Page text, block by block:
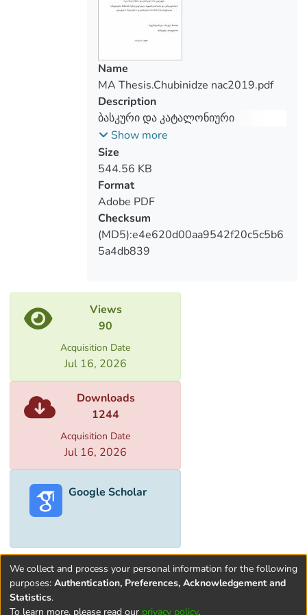
articles and
materials obtained in internet. As well as
interviews, statements and ideas of
figures, politicians and ordinary citizens.
Name
MA Thesis.Chubinidze nac2019.pdf
Description
ბასკური და კატალონიური
ნაციონალიზმების შედარებითი
ანალიზი (ფრანცისკო ფრანკოს
მმართველობის პერიოდი და
თანამედროვე ეპოქა)
Show more
Size
544.56 KB
Format
Adobe PDF
Checksum
(MD5):e4e620d00aa9542f20c5c5b6
5a4db839
Views
90
Acquisition Date
Jul 16, 2026
Downloads
1244
Acquisition Date
Jul 16, 2026
Google Scholar
We collect and process your personal information for the following
purposes: Authentication, Preferences, Acknowledgement and
Statistics.
To learn more, please read our privacy policy.